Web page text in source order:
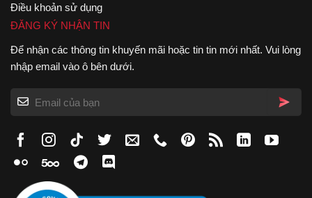
Điều khoản sử dụng
ĐĂNG KÝ NHẬN TIN
Để nhận các thông tin khuyến mãi hoặc tin tin mới nhất. Vui lòng
nhập email vào ô bên dưới.